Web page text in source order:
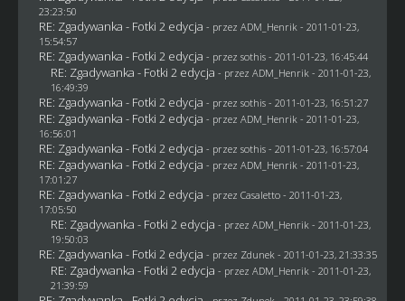
23:23:50
RE: Zgadywanka - Fotki 2 edycja - przez ADM_Henrik - 2011-01-23,
15:54:57
RE: Zgadywanka - Fotki 2 edycja - przez sothis- 2011-01-23, 16:45:44
RE: Zgadywanka - Fotki 2 edycja - przez ADM_Henrik - 2011-01-23,
16:49:39
RE: Zgadywanka - Fotki 2 edycja - przez sothis- 2011-01-23, 16:51:27
RE: Zgadywanka - Fotki 2 edycja - przez ADM_Henrik - 2011-01-23,
16:56:01
RE: Zgadywanka - Fotki 2 edycja - przez sothis- 2011-01-23, 16:57:04
RE: Zgadywanka - Fotki 2 edycja - przez ADM_Henrik - 2011-01-23,
17:01:27
RE: Zgadywanka - Fotki 2 edycja - przez Casaletto- 2011-01-23,
17:05:50
RE: Zgadywanka - Fotki 2 edycja - przez ADM_Henrik - 2011-01-23,
19:50:03
RE: Zgadywanka - Fotki 2 edycja - przez Zdunek - 2011-01-23, 21:33:35
RE: Zgadywanka - Fotki 2 edycja - przez ADM_Henrik - 2011-01-23,
21:39:59